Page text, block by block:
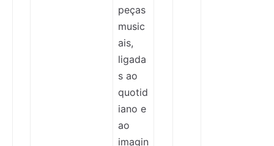
peças
music
ais,
ligada
s ao
quotid
iano e
ao
imagin